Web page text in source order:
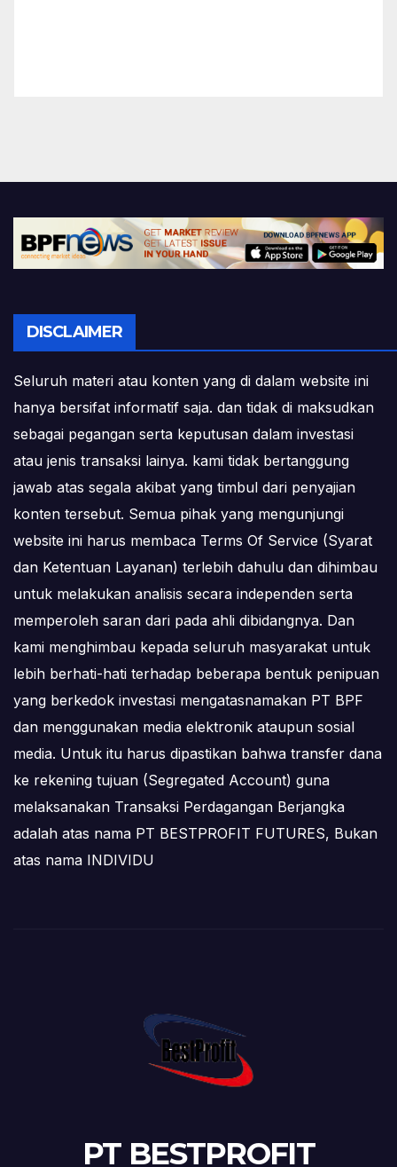
DISCLAIMER
Seluruh materi atau konten yang di dalam website ini
hanya bersifat informatif saja. dan tidak di maksudkan
sebagai pegangan serta keputusan dalam investasi
atau jenis transaksi lainya. kami tidak bertanggung
jawab atas segala akibat yang timbul dari penyajian
konten tersebut. Semua pihak yang mengunjungi
website ini harus membaca Terms Of Service (Syarat
dan Ketentuan Layanan) terlebih dahulu dan dihimbau
untuk melakukan analisis secara independen serta
memperoleh saran dari pada ahli dibidangnya. Dan
kami menghimbau kepada seluruh masyarakat untuk
lebih berhati-hati terhadap beberapa bentuk penipuan
yang berkedok investasi mengatasnamakan PT BPF
dan menggunakan media elektronik ataupun sosial
media. Untuk itu harus dipastikan bahwa transfer dana
ke rekening tujuan (Segregated Account) guna
melaksanakan Transaksi Perdagangan Berjangka
adalah atas nama PT BESTPROFIT FUTURES, Bukan
atas nama INDIVIDU
PT BESTPROFIT